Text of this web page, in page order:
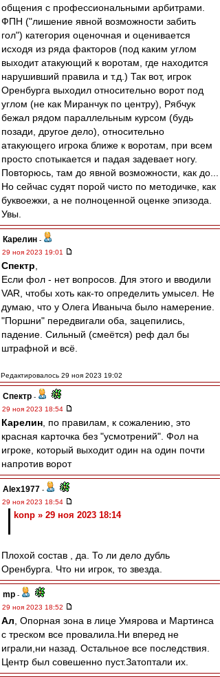
общения с профессиональными арбитрами.
ФПН ("лишение явной возможности забить
гол") категория оценочная и оценивается
исходя из ряда факторов (под каким углом
выходит атакующий к воротам, где находится
нарушивший правила и т.д.) Так вот, игрок
Оренбурга выходил относительно ворот под
углом (не как Миранчук по центру), Рябчук
бежал рядом параллельным курсом (будь
позади, другое дело), относительно
атакующего игрока ближе к воротам, при всем
просто спотыкается и падая задевает ногу.
Повторюсь, там до явной возможности, как до...
Но сейчас судят порой чисто по методичке, как
буквоежки, а не полноценной оценке эпизода.
Увы.
Карелин -
29 ноя 2023 19:01
Спектр
Если фол - нет вопросов. Для этого и вводили
VAR, чтобы хоть как-то определить умысел. Не
думаю, что у Олега Иваныча было намерение.
"Поршни" передвигали оба, зацепились,
падение. Сильный (смеётся) реф дал бы
штрафной и всё.
Редактировалось 29 ноя 2023 19:02
Спектр -
29 ноя 2023 18:54
Карелин , по правилам, к сожалению, это
красная карточка без "усмотрений". Фол на
игроке, который выходит один на один почти
напротив ворот
Alex1977 -
29 ноя 2023 18:54
konp » 29 ноя 2023 18:14
Плохой состав , да. То ли дело дубль
Оренбурга. Что ни игрок, то звезда.
mp -
29 ноя 2023 18:52
Ал , Опорная зона в лице Умярова и Мартинса
с треском все провалила.Ни вперед не
играли,ни назад. Остальное все последствия.
Центр был совешенно пуст.Затоптали их.